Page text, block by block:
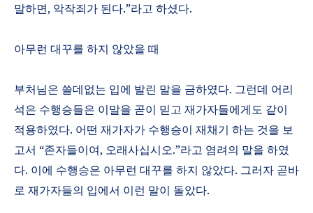
말하면, 악작죄가 된다.”라고 하셨다.
아무런 대꾸를 하지 않았을 때
부처님은 쓸데없는 입에 발린 말을 금하였다. 그런데 어리
석은 수행승들은 이말을 곧이 믿고 재가자들에게도 같이
적용하였다. 어떤 재가자가 수행승이 재채기 하는 것을 보
고서 “존자들이여, 오래사십시오.”라고 염려의 말을 하였
다. 이에 수행승은 아무런 대꾸를 하지 않았다. 그러자 곧바
로 재가자들의 입에서 이런 말이 돌았다.